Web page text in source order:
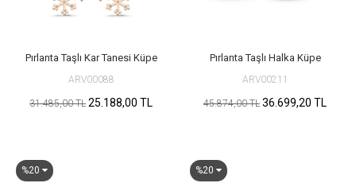
Pırlanta Taşlı Kar Tanesi Küpe
ARV00088
31.485,00 TL 25.188,00 TL
Pırlanta Taşlı Halka Küpe
ARV00211
45.874,00 TL 36.699,20 TL
%20 %20